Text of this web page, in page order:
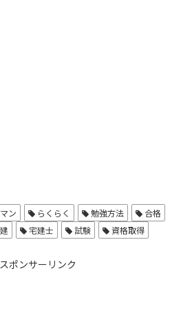
ン らくらく 勉強方法
合格
宅建士 試験 資格取得
スポンサーリンク